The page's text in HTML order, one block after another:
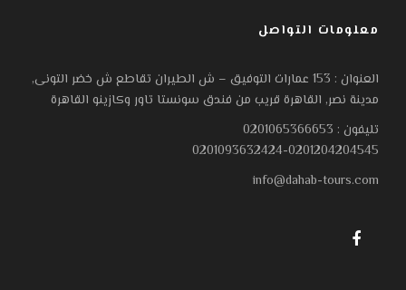
معلومات التواصل
العنوان : 153 عمارات التوفيق – ش الطيران تقاطع ش خضر التونى,
مدينة نصر, القاهرة قريب من فندق سونستا تاور وكازينو القاهرة
تليفون : 0201065366653
0201093632424-0201204204545
info@dahab-tours.com